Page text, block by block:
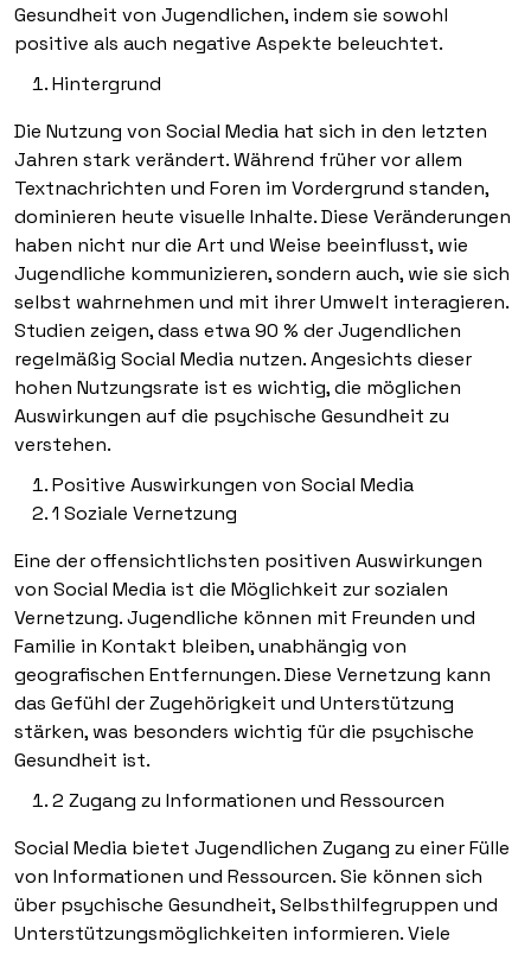
Gesundheit von Jugendlichen, indem sie sowohl
positive als auch negative Aspekte beleuchtet.
Hintergrund
Die Nutzung von Social Media hat sich in den letzten
Jahren stark verändert. Während früher vor allem
Textnachrichten und Foren im Vordergrund standen,
dominieren heute visuelle Inhalte. Diese Veränderungen
haben nicht nur die Art und Weise beeinflusst, wie
Jugendliche kommunizieren, sondern auch, wie sie sich
selbst wahrnehmen und mit ihrer Umwelt interagieren.
Studien zeigen, dass etwa 90 % der Jugendlichen
regelmäßig Social Media nutzen. Angesichts dieser
hohen Nutzungsrate ist es wichtig, die möglichen
Auswirkungen auf die psychische Gesundheit zu
verstehen.
Positive Auswirkungen von Social Media
1 Soziale Vernetzung
Eine der offensichtlichsten positiven Auswirkungen
von Social Media ist die Möglichkeit zur sozialen
Vernetzung. Jugendliche können mit Freunden und
Familie in Kontakt bleiben, unabhängig von
geografischen Entfernungen. Diese Vernetzung kann
das Gefühl der Zugehörigkeit und Unterstützung
stärken, was besonders wichtig für die psychische
Gesundheit ist.
2 Zugang zu Informationen und Ressourcen
Social Media bietet Jugendlichen Zugang zu einer Fülle
von Informationen und Ressourcen. Sie können sich
über psychische Gesundheit, Selbsthilfegruppen und
Unterstützungsmöglichkeiten informieren. Viele